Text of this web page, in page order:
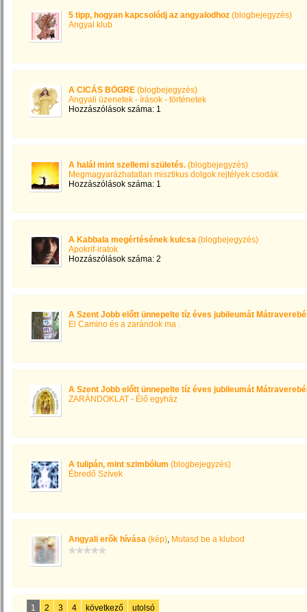
5 tipp, hogyan kapcsolódj az angyalodhoz (blogbejegyzés)
Angyal klub
A CICÁS BÖGRE (blogbejegyzés)
Angyali üzenetek - írások - történetek
Hozzászólások száma: 1
A halál mint szellemi születés. (blogbejegyzés)
Megmagyarázhatatlan misztikus dolgok rejtélyek csodák
Hozzászólások száma: 1
A Kabbala megértésének kulcsa (blogbejegyzés)
Apokrif-iratok
Hozzászólások száma: 2
A Szent Jobb előtt ünnepelte tíz éves jubileumát
El Camino és a zarándok ma .
A Szent Jobb előtt ünnepelte tíz éves jubileumát
ZARÁNDOKLAT - Élő egyház
A tulipán, mint szimbólum (blogbejegyzés)
Ébredő Szívek
Angyali erők hívása (kép), Mutasd be a klubod
1 2 3 4 következő utolsó